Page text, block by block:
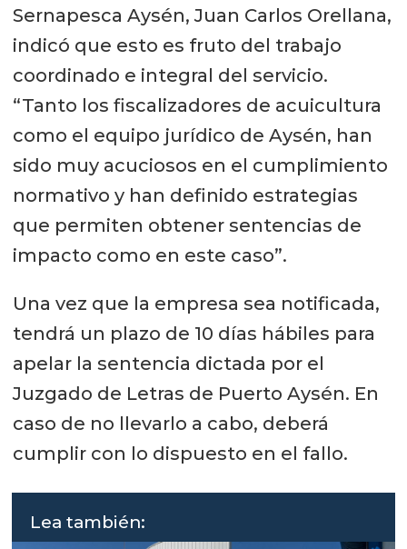
Sernapesca Aysén, Juan Carlos Orellana,
indicó que esto es fruto del trabajo
coordinado e integral del servicio.
“Tanto los fiscalizadores de acuicultura
como el equipo jurídico de Aysén, han
sido muy acuciosos en el cumplimiento
normativo y han definido estrategias
que permiten obtener sentencias de
impacto como en este caso”.
Una vez que la empresa sea notificada,
tendrá un plazo de 10 días hábiles para
apelar la sentencia dictada por el
Juzgado de Letras de Puerto Aysén. En
caso de no llevarlo a cabo, deberá
cumplir con lo dispuesto en el fallo.
Lea también: